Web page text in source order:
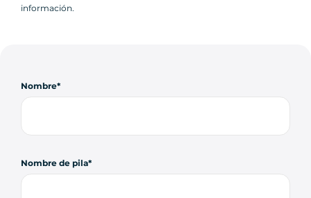
información.
Nombre
Nombre de pila